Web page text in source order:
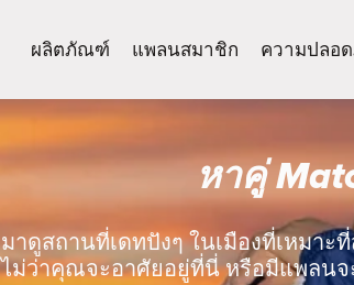
ผลิตภัณฑ์ แพลนสมาชิก ความปลอ
หาคู่
มาดูสถานที่เดทปังๆ ในเมืองที่เหมาะ
ไม่ว่าคุณจะอาศัยอยู่ที่นี่ หรือมีแพลนจ